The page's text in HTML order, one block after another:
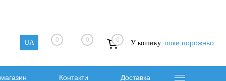
UA 0 0 0 У кошику поки порожньо
Контакти Доставка